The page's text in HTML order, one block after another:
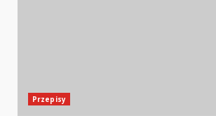
Przepisy